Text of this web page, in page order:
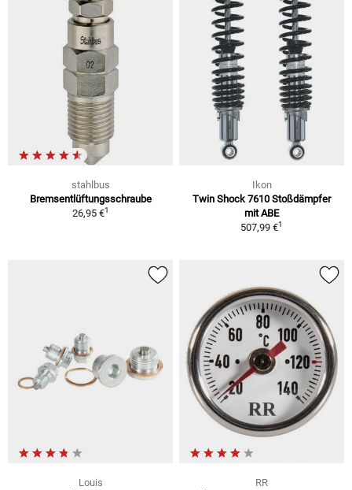
stahlbus
Bremsentlüftungsschraube
26,95 €1
Ikon
Twin Shock 7610 Stoßdämpfer
mit ABE
507,99 €1
Louis
RR